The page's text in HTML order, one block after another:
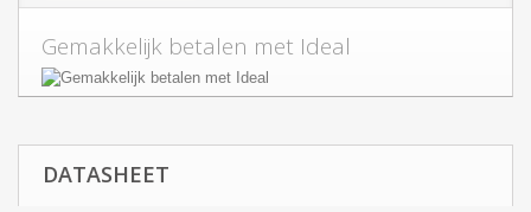
Gemakkelijk betalen met Ideal
DATASHEET